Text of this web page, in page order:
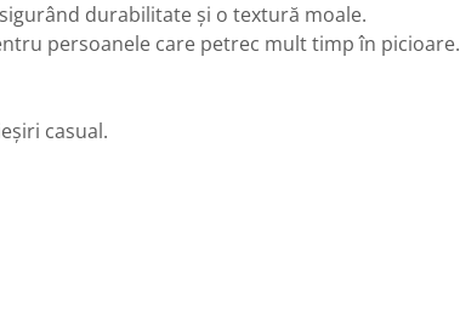
durabilitate și o textură moale.
persoanele care petrec mult timp în picioare.
casual.